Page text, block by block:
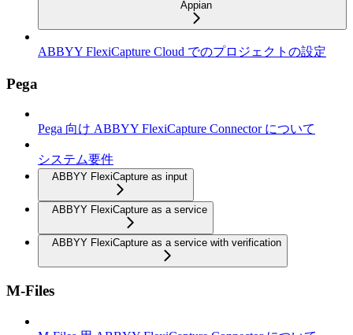
Appian
ABBYY FlexiCapture Cloud でのプロジェクトの設定
Pega
Pega 向け ABBYY FlexiCapture Connector について
システム要件
ABBYY FlexiCapture as input
ABBYY FlexiCapture as a service
ABBYY FlexiCapture as a service with verification
M-Files